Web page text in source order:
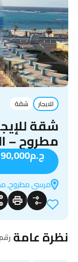
للايجار شقة
شقة
مطروح –
مرسى مطروح, مطروح,
نظرة عامة